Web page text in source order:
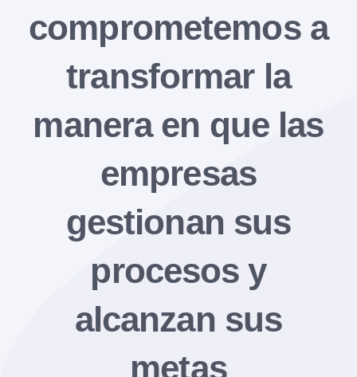
comprometemos a
transformar la
manera en que las
empresas
gestionan sus
procesos y
alcanzan sus
metas